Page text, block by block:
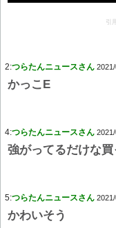
引
2:つらたんニュースさん
かっこE
4:つらたんニュースさん
強がってるだけな買
5:つらたんニュースさん
かわいそう